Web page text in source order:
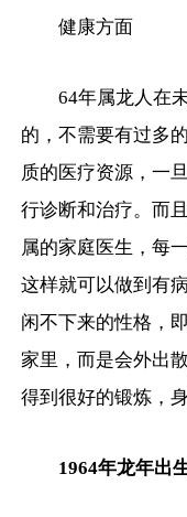
健康方面
64年属龙人在
的，不需要有过多
质的医疗资源，一
行诊断和治疗。而
属的家庭医生，每
这样就可以做到有
闲不下来的性格，
家里，而是会外出
得到很好的锻炼，
1964年龙年出